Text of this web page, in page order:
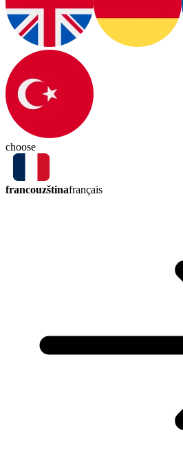
choose
francouzštinafrançais